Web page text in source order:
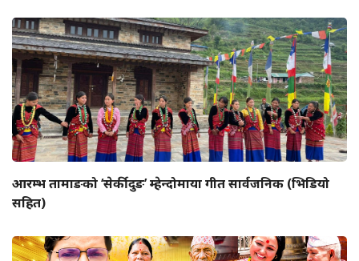
आरम्भ तामाङको ‘सेर्कीदुङ’ म्हेन्दोमाया गीत सार्वजनिक (भिडियो
सहित)